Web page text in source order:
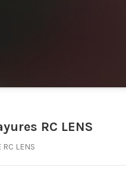
RC LENS
RC LENS